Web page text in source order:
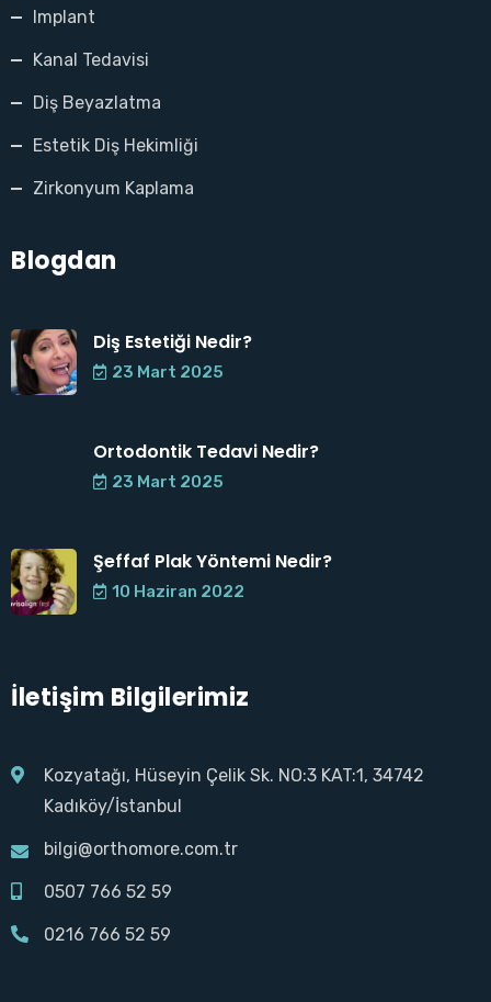
Implant
Kanal Tedavisi
Diş Beyazlatma
Estetik Diş Hekimliği
Zirkonyum Kaplama
Blogdan
Diş Estetiği Nedir?
23 Mart 2025
Ortodontik Tedavi Nedir?
23 Mart 2025
Şeffaf Plak Yöntemi Nedir?
10 Haziran 2022
İletişim Bilgilerimiz
Kozyatağı, Hüseyin Çelik Sk. NO:3 KAT:1, 34742
Kadıköy/İstanbul
bilgi@orthomore.com.tr
0507 766 52 59
0216 766 52 59